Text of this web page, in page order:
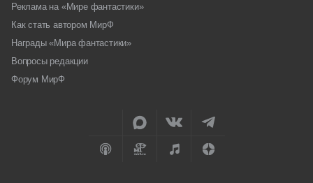
Реклама на «Мире фантастики»
Как стать автором МирФ
Награды «Мира фантастики»
Вопросы редакции
Форум МирФ